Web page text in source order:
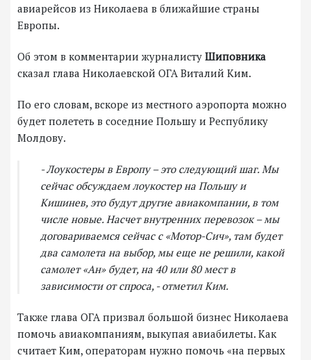
авиарейсов из Николаева в ближайшие страны
Европы.
Об этом в комментарии журналисту Шиповника
сказал глава Николаевской ОГА Виталий Ким.
По его словам, вскоре из местного аэропорта можно
будет полететь в соседние Польшу и Республику
Молдову.
- Лоукостеры в Европу – это следующий шаг. Мы
сейчас обсуждаем лоукостер на Польшу и
Кишинев, это будут другие авиакомпании, в том
числе новые. Насчет внутренних перевозок – мы
договариваемся сейчас с «Мотор-Сич», там будет
два самолета на выбор, мы еще не решили, какой
самолет «Ан» будет, на 40 или 80 мест в
зависимости от спроса, - отметил Ким.
Также глава ОГА призвал большой бизнес Николаева
помочь авиакомпаниям, выкупая авиабилеты. Как
считает Ким, операторам нужно помочь «на первых